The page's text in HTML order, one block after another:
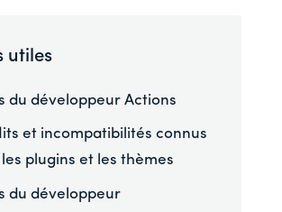
utiles
du développeur Actions
et incompatibilités connus
plugins et les thèmes
du développeur